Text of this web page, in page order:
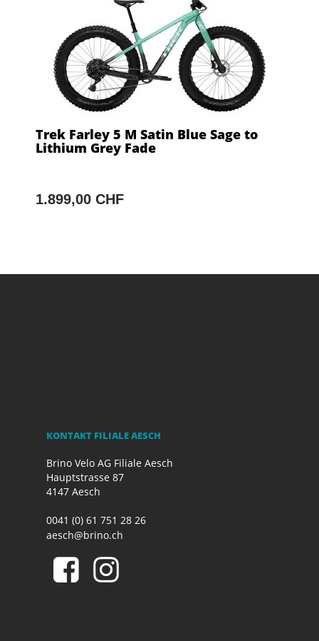
Trek Farley 5 M Satin Blue Sage to
Lithium Grey Fade
1.899,00 CHF
KONTAKT FILIALE AESCH
Brino Velo AG Filiale Aesch
Hauptstrasse 87
4147 Aesch
0041 (0) 61 751 28 26
aesch@brino.ch